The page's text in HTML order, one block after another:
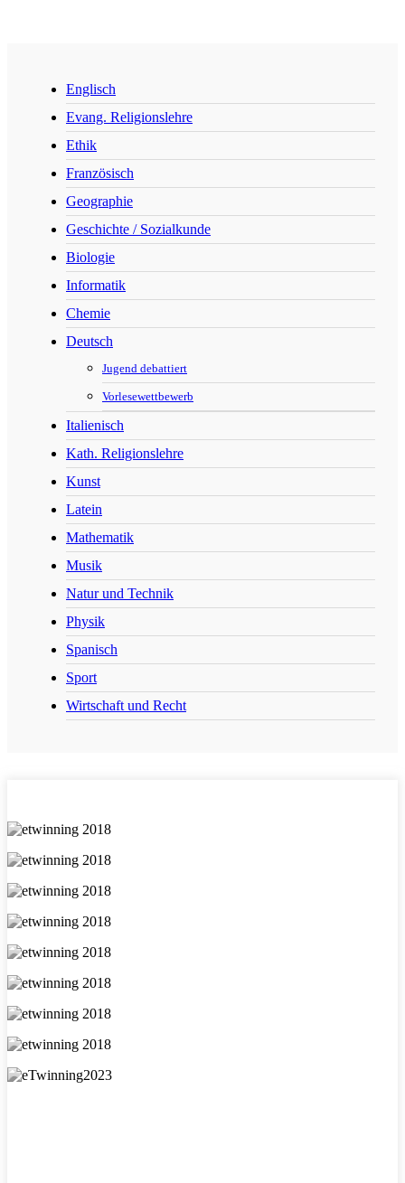
Englisch
Evang. Religionslehre
Ethik
Französisch
Geographie
Geschichte / Sozialkunde
Biologie
Informatik
Chemie
Deutsch
Jugend debattiert
Vorlesewettbewerb
Italienisch
Kath. Religionslehre
Kunst
Latein
Mathematik
Musik
Natur und Technik
Physik
Spanisch
Sport
Wirtschaft und Recht